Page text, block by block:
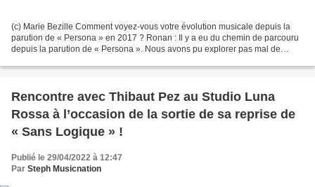
(c) Marie Bezille Comment voyez-vous votre évolution musicale depuis la
parution de « Persona » en 2017 ? Ronan : Il y a eu du chemin de parcouru
depuis la parution de « Persona ». Nous avons pu explorer pas mal de
Rencontre avec Thibaut Pez au Studio Luna
Rossa à l’occasion de la sortie de sa reprise de
« Sans Logique » !
Publié le 29/04/2022 à 12:47
Par Steph Musicnation